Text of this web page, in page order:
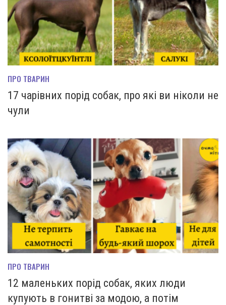
ПРО ТВАРИН
17 чарівних порід собак, про які ви ніколи не
чули
ПРО ТВАРИН
12 маленьких порід собак, яких люди
купують в гонитві за модою, а потім